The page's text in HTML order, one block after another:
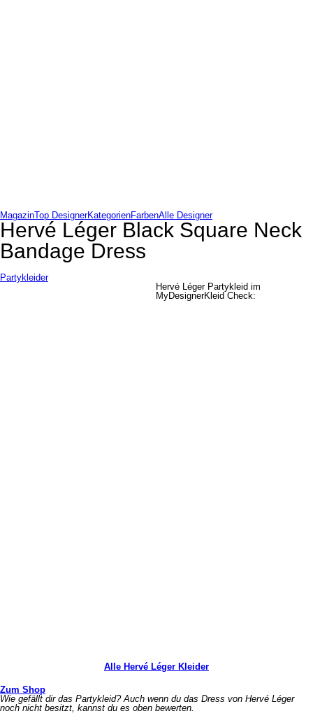
MagazinTop DesignerKategorienFarbenAlle Designer
Hervé Léger Black Square Neck
Bandage Dress
Partykleider
Hervé Léger Partykleid im
MyDesignerKleid Check:
Alle Hervé Léger Kleider
Zum Shop
Wie gefällt dir das Partykleid? Auch wenn du das Dress von Hervé Léger
noch nicht besitzt, kannst du es oben bewerten.